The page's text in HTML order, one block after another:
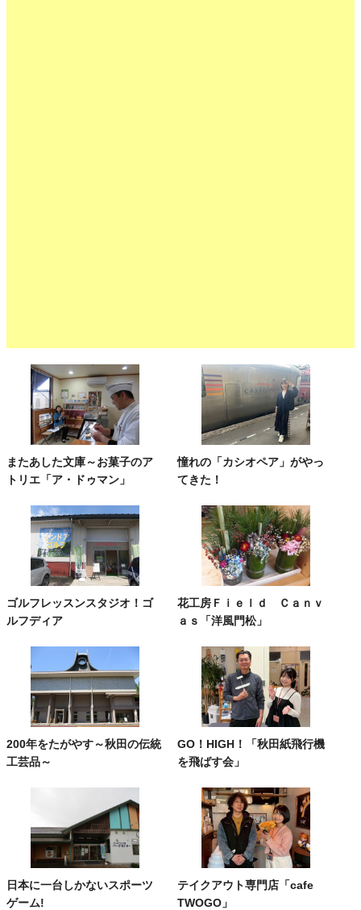
またあした文庫～お菓子のア
トリエ「ア・ドゥマン」
憧れの「カシオペア」がやっ
てきた！
ゴルフレッスンスタジオ！ゴ
ルフディア
花工房Ｆｉｅｌｄ Ｃａｎｖ
ａｓ「洋風門松」
200年をたがやす～秋田の伝統
工芸品～
GO！HIGH！「秋田紙飛行機
を飛ばす会」
日本に一台しかないスポーツ
ゲーム!
テイクアウト専門店「cafe
TWOGO」